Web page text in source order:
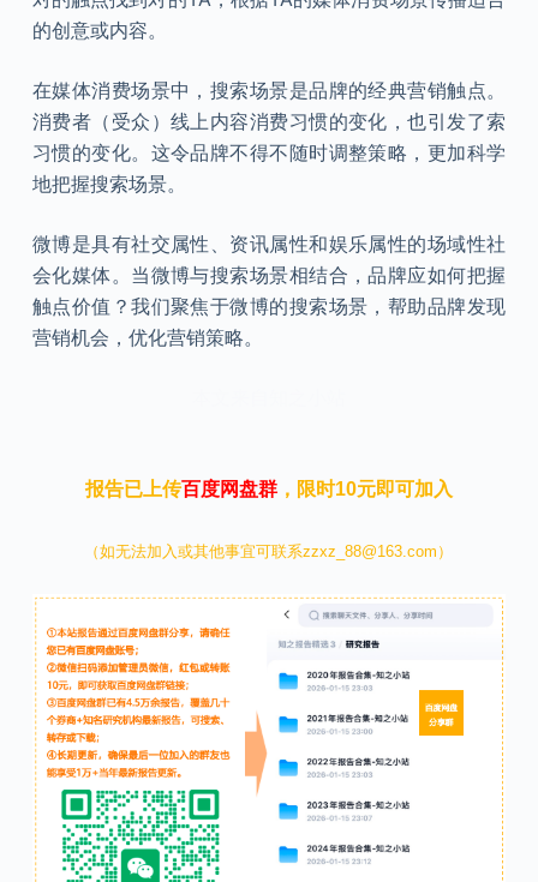
的创意或内容。
在媒体消费场景中，搜索场景是品牌的经典营销触点。
消费者（受众）线上内容消费习惯的变化，也引发了索
习惯的变化。这令品牌不得不随时调整策略，更加科学
地把握搜索场景。
微博是具有社交属性、资讯属性和娱乐属性的场域性社
会化媒体。当微博与搜索场景相结合，品牌应如何把握
触点价值？我们聚焦于微博的搜索场景，帮助品牌发现
营销机会，优化营销策略。
报告已上传百度网盘群，限时10元即可加入
（如无法加入或其他事宜可联系zzxz_88@163.com）